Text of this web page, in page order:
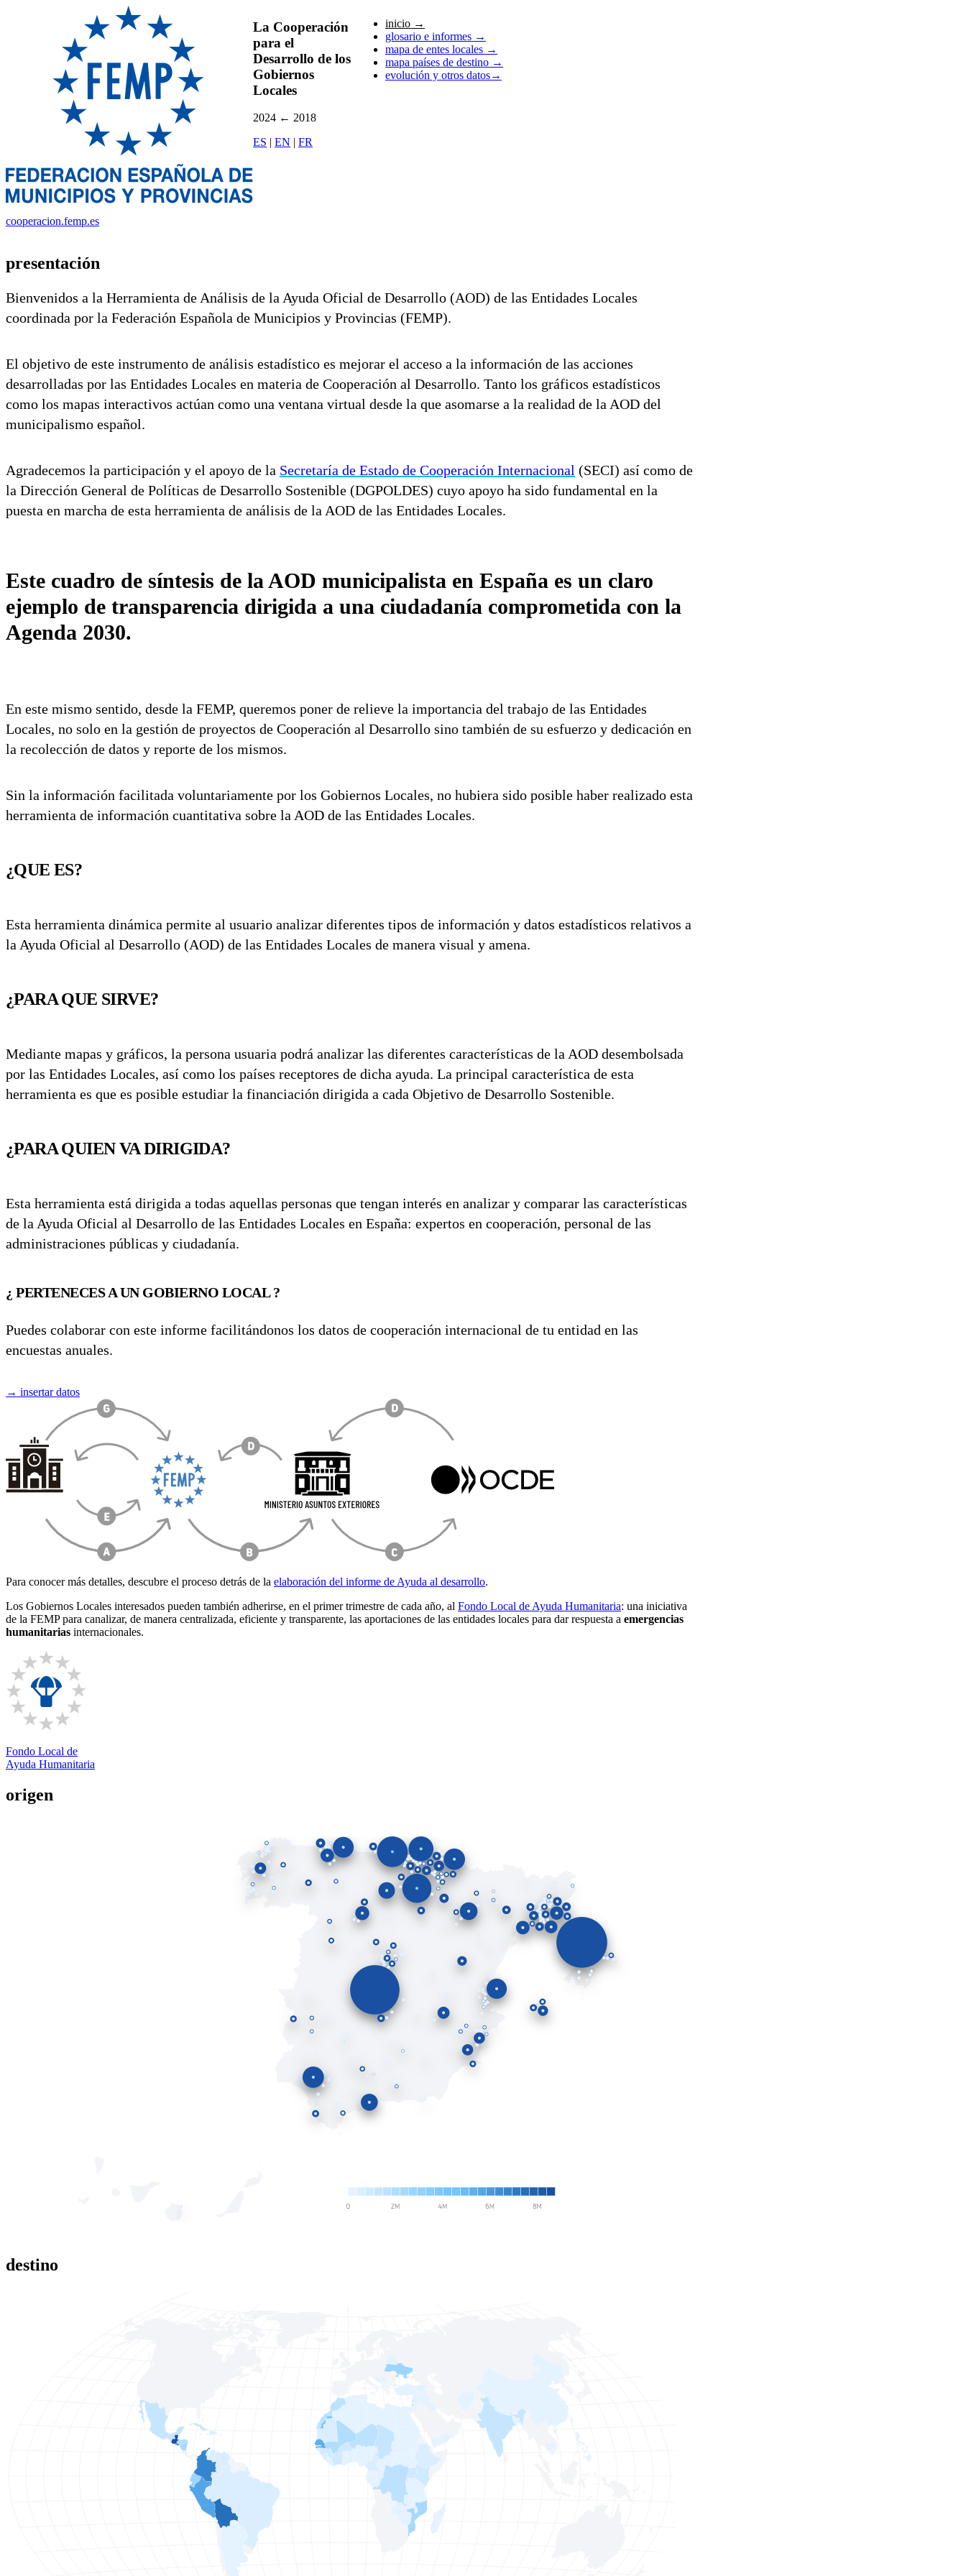
La Cooperación
para el
Desarrollo de los
Gobiernos
Locales
2024 ← 2018
ES | EN | FR
inicio →
glosario e informes →
mapa de entes locales →
mapa países de destino →
evolución y otros datos→
cooperacion.femp.es
presentación
Bienvenidos a la Herramienta de Análisis de la Ayuda Oficial de Desarrollo (AOD) de las Entidades Locales
coordinada por la Federación Española de Municipios y Provincias (FEMP).
El objetivo de este instrumento de análisis estadístico es mejorar el acceso a la información de las acciones
desarrolladas por las Entidades Locales en materia de Cooperación al Desarrollo. Tanto los gráficos estadísticos
como los mapas interactivos actúan como una ventana virtual desde la que asomarse a la realidad de la AOD del
municipalismo español.
Agradecemos la participación y el apoyo de la Secretaría de Estado de Cooperación Internacional (SECI) así como de
la Dirección General de Políticas de Desarrollo Sostenible (DGPOLDES) cuyo apoyo ha sido fundamental en la
puesta en marcha de esta herramienta de análisis de la AOD de las Entidades Locales.
Este cuadro de síntesis de la AOD municipalista en España es un claro
ejemplo de transparencia dirigida a una ciudadanía comprometida con la
Agenda 2030.
En este mismo sentido, desde la FEMP, queremos poner de relieve la importancia del trabajo de las Entidades
Locales, no solo en la gestión de proyectos de Cooperación al Desarrollo sino también de su esfuerzo y dedicación en
la recolección de datos y reporte de los mismos.
Sin la información facilitada voluntariamente por los Gobiernos Locales, no hubiera sido posible haber realizado esta
herramienta de información cuantitativa sobre la AOD de las Entidades Locales.
¿QUE ES?
Esta herramienta dinámica permite al usuario analizar diferentes tipos de información y datos estadísticos relativos a
la Ayuda Oficial al Desarrollo (AOD) de las Entidades Locales de manera visual y amena.
¿PARA QUE SIRVE?
Mediante mapas y gráficos, la persona usuaria podrá analizar las diferentes características de la AOD desembolsada
por las Entidades Locales, así como los países receptores de dicha ayuda. La principal característica de esta
herramienta es que es posible estudiar la financiación dirigida a cada Objetivo de Desarrollo Sostenible.
¿PARA QUIEN VA DIRIGIDA?
Esta herramienta está dirigida a todas aquellas personas que tengan interés en analizar y comparar las características
de la Ayuda Oficial al Desarrollo de las Entidades Locales en España: expertos en cooperación, personal de las
administraciones públicas y ciudadanía.
¿ PERTENECES A UN GOBIERNO LOCAL ?
Puedes colaborar con este informe facilitándonos los datos de cooperación internacional de tu entidad en las
encuestas anuales.
→ insertar datos
Para conocer más detalles, descubre el proceso detrás de la elaboración del informe de Ayuda al desarrollo.
Los Gobiernos Locales interesados pueden también adherirse, en el primer trimestre de cada año, al Fondo Local de Ayuda Humanitaria: una iniciativa
de la FEMP para canalizar, de manera centralizada, eficiente y transparente, las aportaciones de las entidades locales para dar respuesta a emergencias
humanitarias internacionales.
Fondo Local de
Ayuda Humanitaria
origen
destino